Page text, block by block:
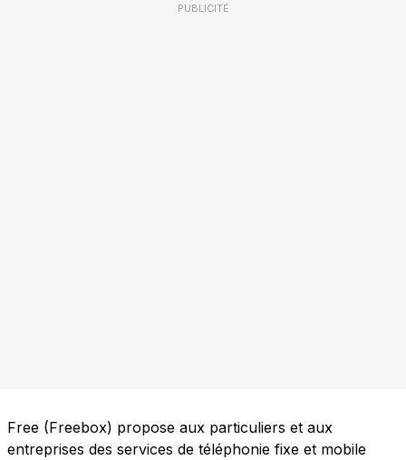
PUBLICITÉ
Free (Freebox) propose aux particuliers et aux
entreprises des services de téléphonie fixe et mobile